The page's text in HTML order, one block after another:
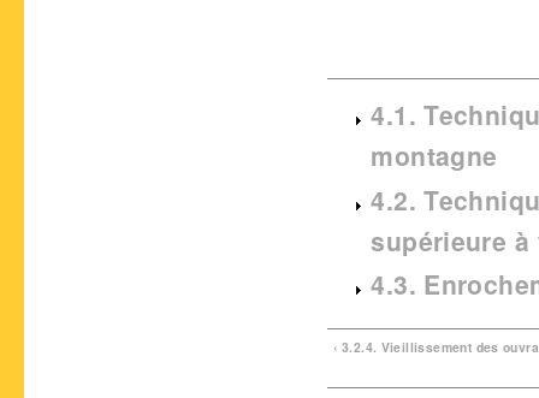
4.1.
montagne
4.2.
supérieure
4.3.
‹ 3.2.4. Vieillissement des